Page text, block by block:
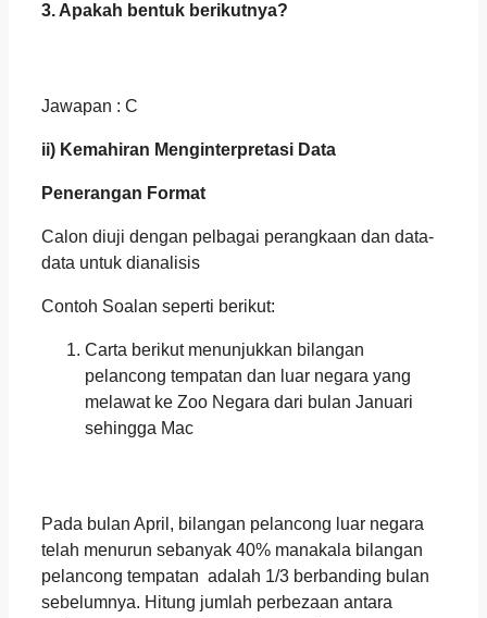
3. Apakah bentuk berikutnya?
Jawapan : C
ii) Kemahiran Menginterpretasi Data
Penerangan Format
Calon diuji dengan pelbagai perangkaan dan data-
data untuk dianalisis
Contoh Soalan seperti berikut:
Carta berikut menunjukkan bilangan
pelancong tempatan dan luar negara yang
melawat ke Zoo Negara dari bulan Januari
sehingga Mac
Pada bulan April, bilangan pelancong luar negara
telah menurun sebanyak 40% manakala bilangan
pelancong tempatan adalah 1/3 berbanding bulan
sebelumnya. Hitung jumlah perbezaan antara